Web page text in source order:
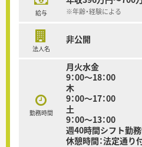
給与 ※年齢・経験による
法人名
非公開
勤務時間
月火水金
9：00～18：00
木
9：00～17：00
土
9：00～13：00
週40時間シフト勤
休憩時間：法定通り